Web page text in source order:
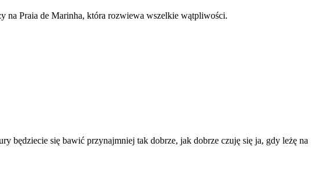
na Praia de Marinha, która rozwiewa wszelkie wątpliwości.
będziecie się bawić przynajmniej tak dobrze, jak dobrze czuję się ja, gdy leżę na